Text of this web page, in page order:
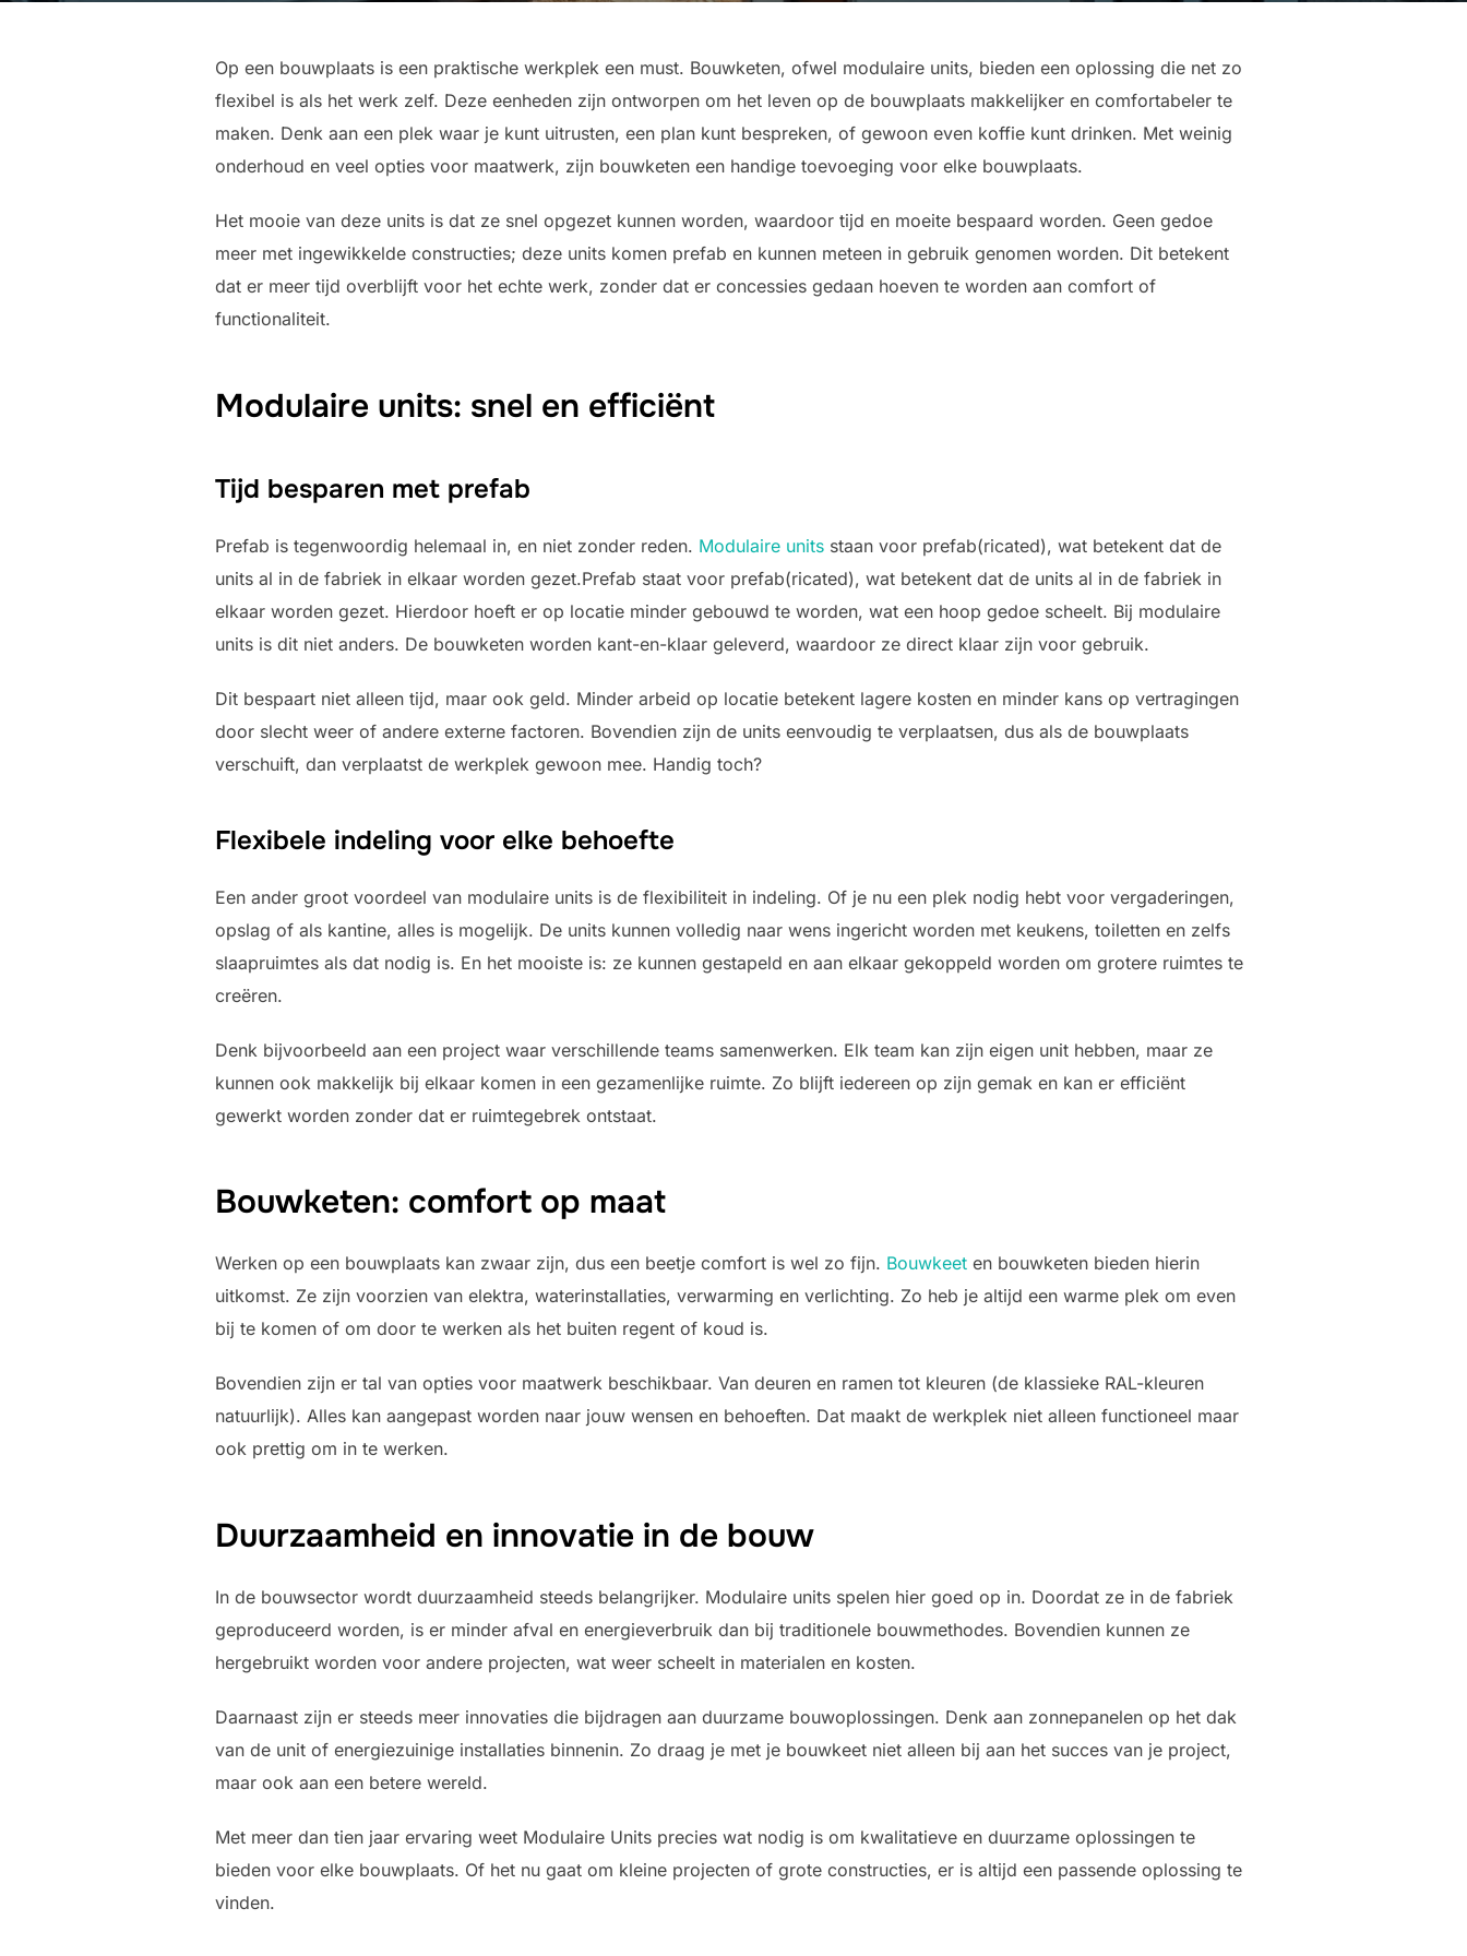
Op een bouwplaats is een praktische werkplek een must. Bouwketen, ofwel modulaire units, bieden een oplossing die net zo
flexibel is als het werk zelf. Deze eenheden zijn ontworpen om het leven op de bouwplaats makkelijker en comfortabeler te
maken. Denk aan een plek waar je kunt uitrusten, een plan kunt bespreken, of gewoon even koffie kunt drinken. Met weinig
onderhoud en veel opties voor maatwerk, zijn bouwketen een handige toevoeging voor elke bouwplaats.
Het mooie van deze units is dat ze snel opgezet kunnen worden, waardoor tijd en moeite bespaard worden. Geen gedoe
meer met ingewikkelde constructies; deze units komen prefab en kunnen meteen in gebruik genomen worden. Dit betekent
dat er meer tijd overblijft voor het echte werk, zonder dat er concessies gedaan hoeven te worden aan comfort of
functionaliteit.
Modulaire units: snel en efficiënt
Tijd besparen met prefab
Prefab is tegenwoordig helemaal in, en niet zonder reden. Modulaire units staan voor prefab(ricated), wat betekent dat de
units al in de fabriek in elkaar worden gezet.Prefab staat voor prefab(ricated), wat betekent dat de units al in de fabriek in
elkaar worden gezet. Hierdoor hoeft er op locatie minder gebouwd te worden, wat een hoop gedoe scheelt. Bij modulaire
units is dit niet anders. De bouwketen worden kant-en-klaar geleverd, waardoor ze direct klaar zijn voor gebruik.
Dit bespaart niet alleen tijd, maar ook geld. Minder arbeid op locatie betekent lagere kosten en minder kans op vertragingen
door slecht weer of andere externe factoren. Bovendien zijn de units eenvoudig te verplaatsen, dus als de bouwplaats
verschuift, dan verplaatst de werkplek gewoon mee. Handig toch?
Flexibele indeling voor elke behoefte
Een ander groot voordeel van modulaire units is de flexibiliteit in indeling. Of je nu een plek nodig hebt voor vergaderingen,
opslag of als kantine, alles is mogelijk. De units kunnen volledig naar wens ingericht worden met keukens, toiletten en zelfs
slaapruimtes als dat nodig is. En het mooiste is: ze kunnen gestapeld en aan elkaar gekoppeld worden om grotere ruimtes te
creëren.
Denk bijvoorbeeld aan een project waar verschillende teams samenwerken. Elk team kan zijn eigen unit hebben, maar ze
kunnen ook makkelijk bij elkaar komen in een gezamenlijke ruimte. Zo blijft iedereen op zijn gemak en kan er efficiënt
gewerkt worden zonder dat er ruimtegebrek ontstaat.
Bouwketen: comfort op maat
Werken op een bouwplaats kan zwaar zijn, dus een beetje comfort is wel zo fijn. Bouwkeet en bouwketen bieden hierin
uitkomst. Ze zijn voorzien van elektra, waterinstallaties, verwarming en verlichting. Zo heb je altijd een warme plek om even
bij te komen of om door te werken als het buiten regent of koud is.
Bovendien zijn er tal van opties voor maatwerk beschikbaar. Van deuren en ramen tot kleuren (de klassieke RAL-kleuren
natuurlijk). Alles kan aangepast worden naar jouw wensen en behoeften. Dat maakt de werkplek niet alleen functioneel maar
ook prettig om in te werken.
Duurzaamheid en innovatie in de bouw
In de bouwsector wordt duurzaamheid steeds belangrijker. Modulaire units spelen hier goed op in. Doordat ze in de fabriek
geproduceerd worden, is er minder afval en energieverbruik dan bij traditionele bouwmethodes. Bovendien kunnen ze
hergebruikt worden voor andere projecten, wat weer scheelt in materialen en kosten.
Daarnaast zijn er steeds meer innovaties die bijdragen aan duurzame bouwoplossingen. Denk aan zonnepanelen op het dak
van de unit of energiezuinige installaties binnenin. Zo draag je met je bouwkeet niet alleen bij aan het succes van je project,
maar ook aan een betere wereld.
Met meer dan tien jaar ervaring weet Modulaire Units precies wat nodig is om kwalitatieve en duurzame oplossingen te
bieden voor elke bouwplaats. Of het nu gaat om kleine projecten of grote constructies, er is altijd een passende oplossing te
vinden.